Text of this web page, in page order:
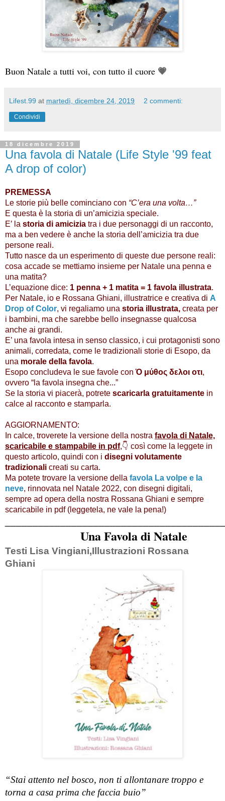
Buon Natale a tutti voi, con tutto il cuore 💗
Lifest.99 at martedì, dicembre 24, 2019 2 commenti:
Condividi
18 dicembre 2019
Una favola di Natale (Life Style '99 feat
A drop of color)
PREMESSA
Le storie più belle cominciano con “C’era una volta…”
E questa è la storia di un’amicizia speciale.
E’ la storia di amicizia tra i due personaggi di un racconto,
ma a ben vedere è anche la storia dell’amicizia tra due
persone reali.
Tutto nasce da un esperimento di queste due persone reali:
cosa accade se mettiamo insieme per Natale una penna e
una matita?
L’equazione dice: 1 penna + 1 matita = 1 favola illustrata.
Per Natale, io e Rossana Ghiani, illustratrice e creativa di A
Drop of Color, vi regaliamo una storia illustrata, creata per
i bambini, ma che sarebbe bello insegnasse qualcosa
anche ai grandi.
E’ una favola intesa in senso classico, i cui protagonisti sono
animali, corredata, come le tradizionali storie di Esopo, da
una morale della favola.
Esopo concludeva le sue favole con Ὁ μύθος δελοι οτι,
ovvero “la favola insegna che...”
Se la storia vi piacerà, potrete scaricarla gratuitamente in
calce al racconto e stamparla.
AGGIORNAMENTO:
In calce, troverete la versione della nostra favola di Natale,
scaricabile e stampabile in pdf,👇 così come la leggete in
questo articolo, quindi con i disegni volutamente
tradizionali creati su carta.
Ma potete trovare la versione della favola La volpe e la
neve, rinnovata nel Natale 2022, con disegni digitali,
sempre ad opera della nostra Rossana Ghiani e sempre
scaricabile in pdf (leggetela, ne vale la pena!)
Una Favola di Natale
Testi Lisa Vingiani,Illustrazioni Rossana
Ghiani
“Stai attento nel bosco, non ti allontanare troppo e
torna a casa prima che faccia buio”